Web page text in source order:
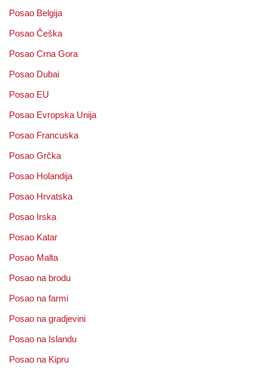
Posao Belgija
Posao Češka
Posao Crna Gora
Posao Dubai
Posao EU
Posao Evropska Unija
Posao Francuska
Posao Grčka
Posao Holandija
Posao Hrvatska
Posao Irska
Posao Katar
Posao Malta
Posao na brodu
Posao na farmi
Posao na gradjevini
Posao na Islandu
Posao na Kipru